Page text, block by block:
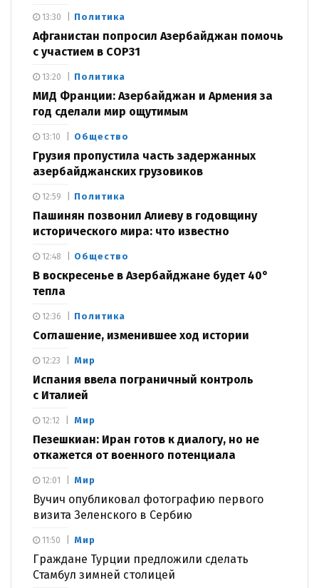
Политика
Афганистан попросил Азербайджан помочь
с участием в COP31
13:30
Политика
МИД Франции: Азербайджан и Армения за
год сделали мир ощутимым
13:20
Общество
Грузия пропустила часть задержанных
азербайджанских грузовиков
13:10
Политика
Пашинян позвонил Алиеву в годовщину
исторического мира: что известно
12:59
Общество
В воскресенье в Азербайджане будет 40°
тепла
12:48
Политика
Соглашение, изменившее ход истории
12:36
Мир
Испания ввела пограничный контроль
с Италией
12:23
Мир
Пезешкиан: Иран готов к диалогу, но не
откажется от военного потенциала
12:12
Мир
Вучич опубликовал фотографию первого
визита Зеленского в Сербию
12:01
Мир
Граждане Турции предложили сделать
Стамбул зимней столицей
11:50